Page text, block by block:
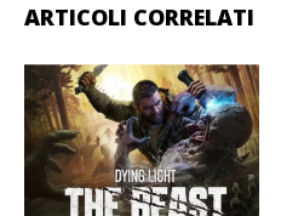
ARTICOLI CORRELATI